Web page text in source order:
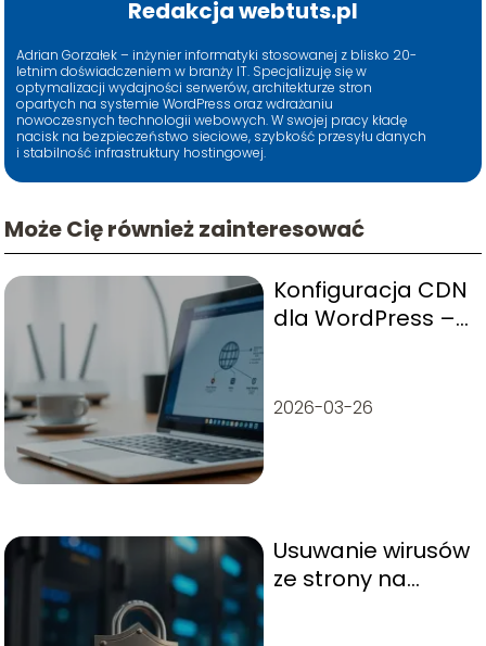
Redakcja webtuts.pl
Adrian Gorzałek – inżynier informatyki stosowanej z blisko 20-
letnim doświadczeniem w branży IT. Specjalizuję się w
optymalizacji wydajności serwerów, architekturze stron
opartych na systemie WordPress oraz wdrażaniu
nowoczesnych technologii webowych. W swojej pracy kładę
nacisk na bezpieczeństwo sieciowe, szybkość przesyłu danych
i stabilność infrastruktury hostingowej.
Może Cię również zainteresować
Konfiguracja CDN
dla WordPress –
2026-03-26
Usuwanie wirusów
ze strony na